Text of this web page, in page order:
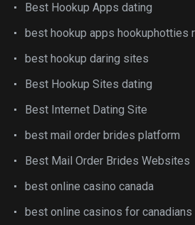
Best Hookup Apps dating
best hookup apps hookuphotties
best hookup daring sites
Best Hookup Sites dating
Best Internet Dating Site
best mail order brides platform
Best Mail Order Brides Websites
best online casino canada
best online casinos for canadians